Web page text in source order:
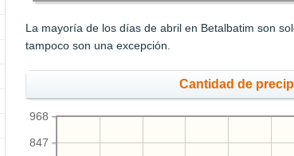
La mayoría de los días de abril en Betalbatim son
tampoco son una excepción.
Cantidad de
847
968